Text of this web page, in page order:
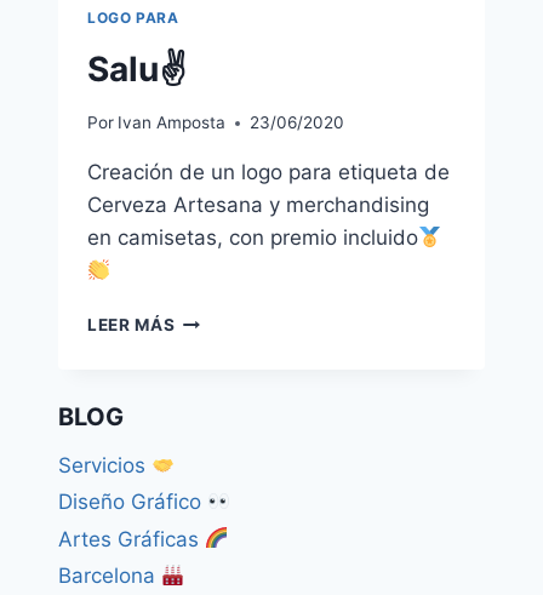
LOGO PARA
Salu✌️
Por Ivan Amposta 23/06/2020
Creación de un logo para etiqueta de
Cerveza Artesana y merchandising
en camisetas, con premio incluido
LEER MÁS SALU
BLOG
Servicios
Diseño Gráfico
Artes Gráficas
Barcelona